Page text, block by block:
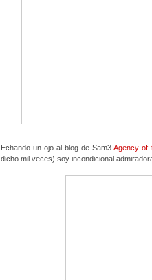
Echando un ojo al blog de Sam3Agency of
dicho mil veces) soy incondicional